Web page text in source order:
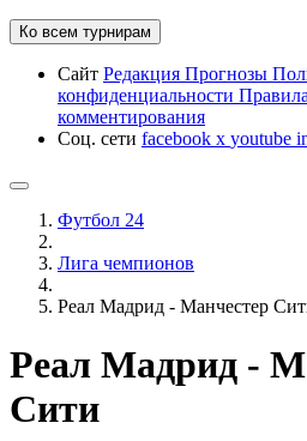
Ко всем турнирам
Сайт Редакция Прогнозы
конфиденциальности
комментирования
Соц. сети facebook x youtube
Футбол 24
Лига чемпионов
Реал Мадрид - Манчестер
Реал Мадрид -
Сити